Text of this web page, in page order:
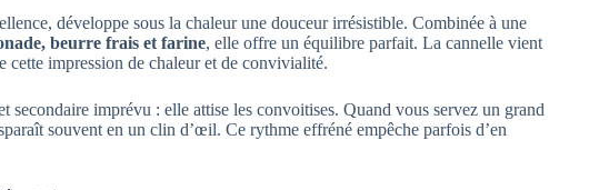
développe sous la chaleur une douceur irrésistible. Combinée à une
beurre frais et farine, elle offre un équilibre parfait. La cannelle vient
cette impression de chaleur et de convivialité.
secondaire imprévu : elle attise les convoitises. Quand vous servez un grand
souvent en un clin d’œil. Ce rythme effréné empêche parfois d’en